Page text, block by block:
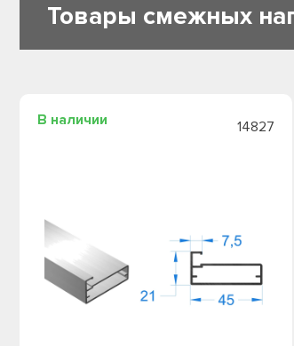
Товары смежных
В наличии 14827